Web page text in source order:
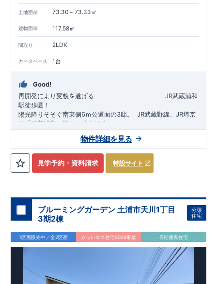
土地面積 73.30～73.33㎡
建物面積 117.58㎡
間取り 2LDK
カースペース 1台
Good!
再開発により変貌を遂げる ​JR武蔵浦和
駅徒歩圏！
陽光降りそそぐ南東側6ｍ公道面の3邸。
​JR武蔵野線、JR埼京
線「武蔵浦和 」駅まで徒歩15 分
JR埼京線「北戸田」駅まで徒歩18分​
自転車で約6分
​◆設計・建設性能評価ｗ取得！​◎性能評価とは
宅性能評価】​建物設計段階で、国が定めた第三者機関が
評価しております！ ​ 【建設 住宅性能評価】​
関
により、建物完成までに 計4回
優れた断熱等性能５を取得！​ ​その他項目も評価を受けてお
り、
性能に特化した 住宅です！
​◆子育て環境良好！ ​ 辻小学校
2（3）LDKの間取りプラン採用！​​◆こだわりの内装！​家
族構成の変化に対応可能な可変型プラン！​全居室クローゼッ
ト付き！ ​ ​◆充実した設備！ ​
冬でも快適！LDK床暖房標準装
雨の日でも洗濯物が干せる
付き！​食洗機付きシステムキッチン！​平日、休日 時間帯
問わずご案内可能です！​お気軽にお問い合わせください！​
(営業時間 9:30～
見学予約・資料請求 特設サイト
物件詳細を見る
ブルーミングガーデン 土浦市天川1丁目
3期2棟
分譲
住宅
1区画販売中／全2区画 みらいエコ住宅2026事業 長期優良住宅